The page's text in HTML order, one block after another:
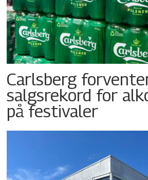
Carlsberg
salgsrekord for
på festivaler